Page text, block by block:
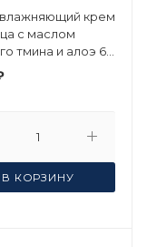
крем
с маслом
тмина и алоэ 60
В КОРЗИНУ